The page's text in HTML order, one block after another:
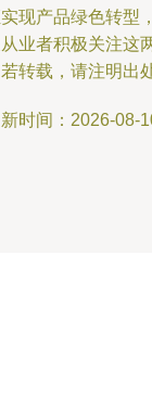
现产品绿色转型
业者积极关注这
转载，请注明出
时间：2026-08-